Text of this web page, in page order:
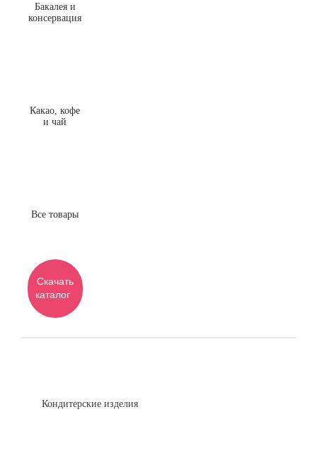
Бакалея и
консервация
Какао, кофе
и чай
Все товары
Скачать
каталог
Кондитерские изделия